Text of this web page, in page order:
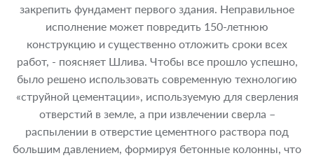
закрепить фундамент первого здания. Неправильное
исполнение может повредить 150-летнюю
конструкцию и существенно отложить сроки всех
работ, - поясняет Шлива. Чтобы все прошло успешно,
было решено использовать современную технологию
«струйной цементации», используемую для сверления
отверстий в земле, а при извлечении сверла –
распылении в отверстие цементного раствора под
большим давлением, формируя бетонные колонны, что